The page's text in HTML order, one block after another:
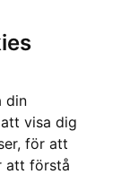
din
visa dig
för att
att förstå
- MITSUBISHI